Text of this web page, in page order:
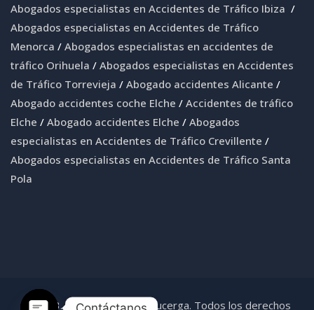
Abogados especialistas en Accidentes de Tráfico Ibiza /
Abogados especialistas en Accidentes de Tráfico
Menorca / Abogados especialistas en accidentes de
tráfico Orihuela / Abogados especialistas en Accidentes
de Tráfico Torrevieja / Abogado accidentes Alicante /
Abogado accidentes coche Elche / Accidentes de tráfico
Elche / Abogado accidentes Elche / Abogados
especialistas en Accidentes de Tráfico Crevillente /
Abogados especialistas en Accidentes de Tráfico Santa
Pola
© 2023. Abogadas Coves-Lucerga. Todos los derechos